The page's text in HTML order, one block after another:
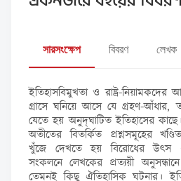
সারসংক্ষেপ বিবরণ লেখক
ইতিহাসবিমুখতা ও রাষ্ট্র-নিয়ামকদের
গ্রাসে ঘনিয়ে আসে যে গ্রহণ-আঁধার,
যেতে হয় অনুদ্‌ঘাটিত ইতিহাসের
অতীতের বিতর্কিত প্রশ্নসমূহের
খুঁজে দেখতে হয় বিরোধের উৎস
সংকলনে লেখকের প্রত্যয়ী
তেমনই কিছু ঐতিহাসিক ঘটনার।